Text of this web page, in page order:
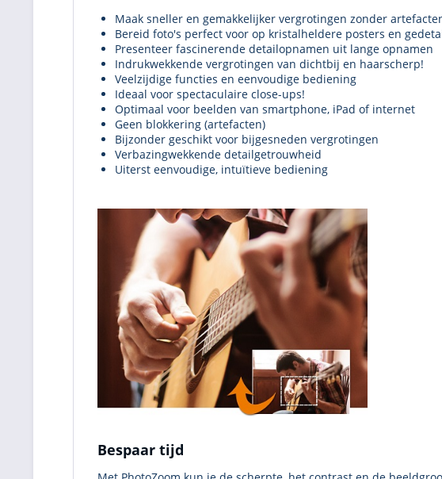
Maak sneller en gemakkelijker vergrotingen zonder
Bereid foto's perfect voor op kristalheldere posters en
Presenteer fascinerende detailopnamen uit lange opnamen
Indrukwekkende vergrotingen van dichtbij en haarscherp!
Veelzijdige functies en eenvoudige bediening
Ideaal voor spectaculaire close-ups!
Optimaal voor beelden van smartphone, iPad of internet
Geen blokkering (artefacten)
Bijzonder geschikt voor bijgesneden vergrotingen
Verbazingwekkende detailgetrouwheid
Uiterst eenvoudige, intuïtieve bediening
Bespaar tijd